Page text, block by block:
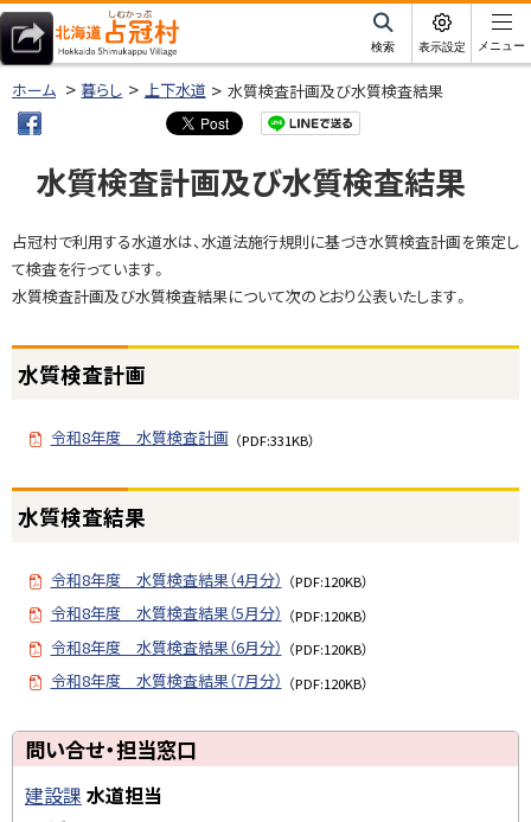
本
文
へ
へ
北海道占冠村
サ
イ
内
検索 表示設定 メニュー
ホーム 暮らし 上下水道 水質検査計画及び水質検査結果
水質検査計画及び水質検査結果
ページ内目次
水
質
査
計
質
検
せ
担
当
占冠村で利用する水道水は、水道法施行規則に基づき水質検査計画を策定し
て検査を行っています。
水質検査計画及び水質検査結果について次のとおり公表いたします。
水質検査計画
令和8年度 水質検査計画 （PDF:331KB）
ッ
水質検査結果
令和8年度 水質検査結果（4月分） （PDF:120KB）
令和8年度 水質検査結果（5月分） （PDF:120KB）
令和8年度 水質検査結果（6月分） （PDF:120KB）
令和8年度 水質検査結果（7月分） （PDF:120KB）
ッ
プ
問い合せ・担当窓口
建設課 水道担当